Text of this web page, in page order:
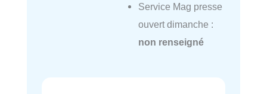
Service Mag presse
ouvert dimanche :
non renseigné